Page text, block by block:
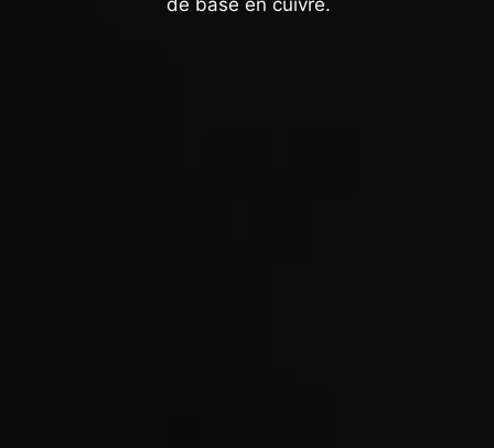
de base en cuivre.